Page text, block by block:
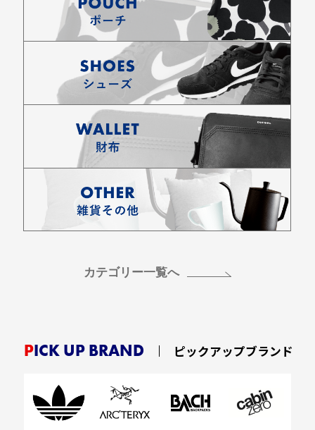
カテゴリー一覧へ
PICK UP BRAND ピックアップブランド